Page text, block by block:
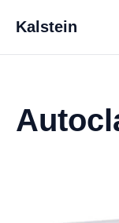
Kalstein